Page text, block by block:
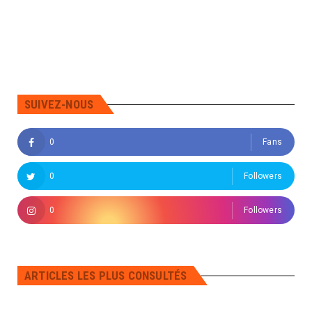
SUIVEZ-NOUS
0 Fans
0 Followers
0 Followers
ARTICLES LES PLUS CONSULTÉS